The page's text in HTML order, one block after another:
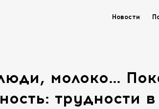
Новости
молоко…
трудности